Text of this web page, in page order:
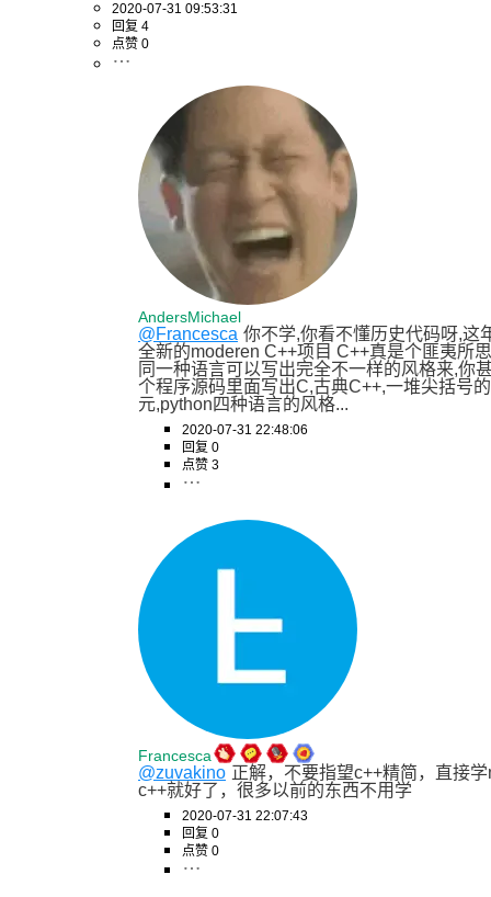
2020-07-31 09:53:31
回复 4
点赞 0
AndersMichael
@Francesca 你不学,你看不懂历史代码呀,这
全新的moderen C++项目 C++真是个匪夷所
同一种语言可以写出完全不一样的风格来,你
个程序源码里面写出C,古典C++,一堆尖括号
元,python四种语言的风格...
2020-07-31 22:48:06
回复 0
点赞 3
Francesca
@zuvakino 正解，不要指望c++精简，直接
c++就好了，很多以前的东西不用学
2020-07-31 22:07:43
回复 0
点赞 0